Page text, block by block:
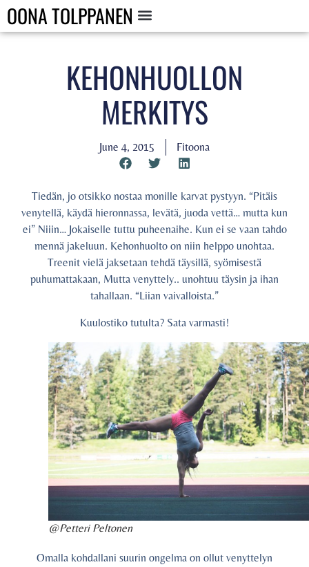
OONA TOLPPANEN
KEHONHUOLLON
MERKITYS
June 4, 2015 Fitoona
Tiedän, jo otsikko nostaa monille karvat pystyyn. “Pitäis
venytellä, käydä hieronnassa, levätä, juoda vettä… mutta kun
ei” Niiin… Jokaiselle tuttu puheenaihe. Kun ei se vaan tahdo
mennä jakeluun. Kehonhuolto on niin helppo unohtaa.
Treenit vielä jaksetaan tehdä täysillä, syömisestä
puhumattakaan, Mutta venyttely.. unohtuu täysin ja ihan
tahallaan. “Liian vaivalloista.”
Kuulostiko tutulta? Sata varmasti!
@Petteri Peltonen
Omalla kohdallani suurin ongelma on ollut venyttelyn